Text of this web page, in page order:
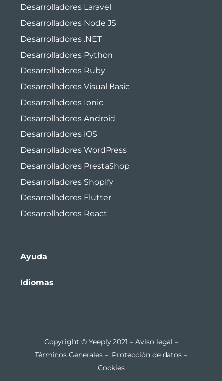
Desarrolladores Laravel
Desarrolladores Node JS
Desarrolladores .NET
Desarrolladores Python
Desarrolladores Ruby
Desarrolladores Visual Basic
Desarrolladores Ionic
Desarrolladores Android
Desarrolladores iOS
Desarrolladores WordPress
Desarrolladores PrestaShop
Desarrolladores Shopify
Desarrolladores Flutter
Desarrolladores React
Ayuda
Idiomas
Copyright © Yeeply 2021 – Aviso legal –
Términos Generales – Protección de datos –
Cookies